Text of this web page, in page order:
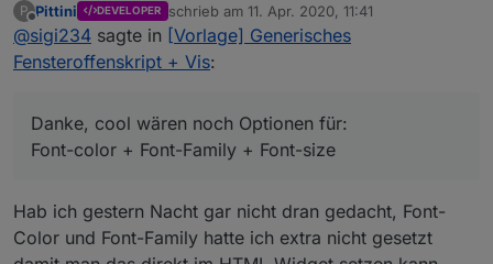
@sigi234sagte in[Vorlage] Generisches
Fensteroffenskript + Vis
Bestätigt, liegt am MD von Uhula, muß mal
Geht jetzt mit
Danke, cool wären noch Optionen für:
Font-color + Font-Family + Font-size
P
Offline
Pittini DEVELOPER schrieb am 11. Apr. 2020, 11:41
zuletzt editiert von
@sigi234 sagte in [Vorlage] Generisches
Fensteroffenskript + Vis:
Danke, cool wären noch Optionen für:
Font-color + Font-Family + Font-size
Hab ich gestern Nacht gar nicht dran gedacht, Font-
Color und Font-Family hatte ich extra nicht gesetzt